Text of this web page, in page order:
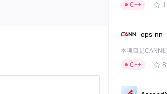
C++
ops-nn
C++